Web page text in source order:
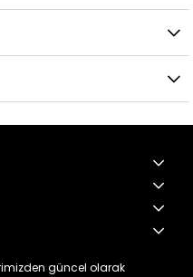
güncel olarak